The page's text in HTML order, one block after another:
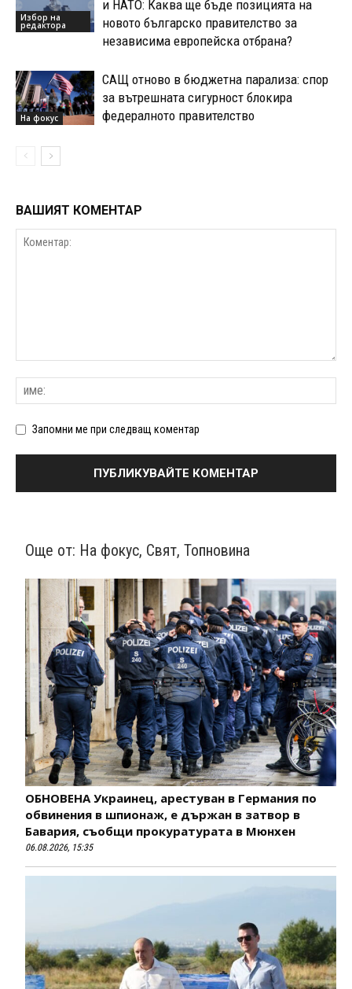
Избор на
редактора
и НАТО: Каква ще бъде позицията на
новото българско правителство за
независима европейска отбрана?
На фокус
САЩ отново в бюджетна парализа: спор
за вътрешната сигурност блокира
федералното правителство
ВАШИЯТ КОМЕНТАР
Запомни ме при следващ коментар
Още от: На фокус, Свят, Топновина
ОБНОВЕНА Украинец, арестуван в Германия по
обвинения в шпионаж, е държан в затвор в
Бавария, съобщи прокуратурата в Мюнхен
06.08.2026, 15:35